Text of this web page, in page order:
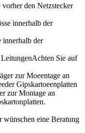
vorher den Netzstecker
innerhalb der
Achten Sie auf
zur Montage an
wünschen eine Beratung